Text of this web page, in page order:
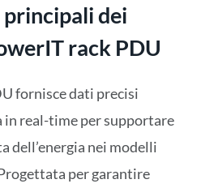
dei
rack PDU
fornisce dati precisi
in real-time per supportare
dell’energia nei modelli
per garantire